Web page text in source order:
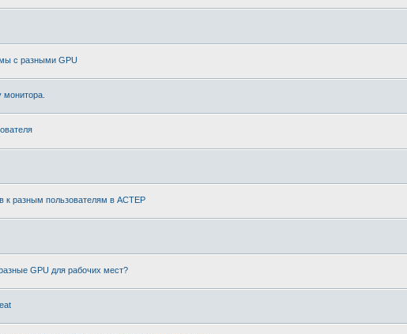
с разными GPU
монитора.
к разным пользователям в АСТЕР
GPU для рабочих мест?